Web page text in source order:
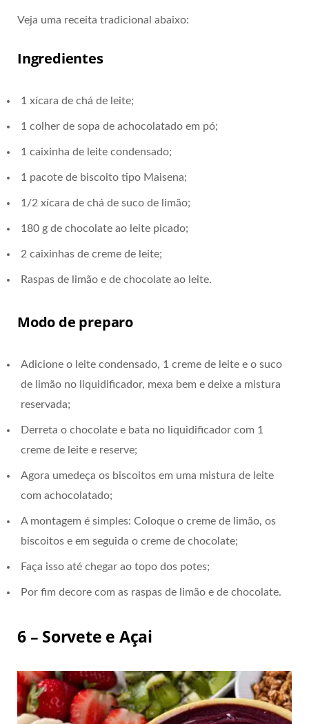
Veja uma receita tradicional abaixo:
Ingredientes
1 xícara de chá de leite;
1 colher de sopa de achocolatado em pó;
1 caixinha de leite condensado;
1 pacote de biscoito tipo Maisena;
1/2 xícara de chá de suco de limão;
180 g de chocolate ao leite picado;
2 caixinhas de creme de leite;
Raspas de limão e de chocolate ao leite.
Modo de preparo
Adicione o leite condensado, 1 creme de leite e o suco
de limão no liquidificador, mexa bem e deixe a mistura
reservada;
Derreta o chocolate e bata no liquidificador com 1
creme de leite e reserve;
Agora umedeça os biscoitos em uma mistura de leite
com achocolatado;
A montagem é simples: Coloque o creme de limão, os
biscoitos e em seguida o creme de chocolate;
Faça isso até chegar ao topo dos potes;
Por fim decore com as raspas de limão e de chocolate.
6 – Sorvete e Açai